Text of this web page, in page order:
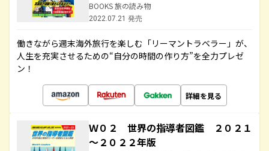
BOOKS 旅の読み物
2022.07.21 発売
働きながら週末海外旅行を楽しむ「リーマントラベラー」が、
人生を充実させるための“自分の時間の作り方”を全力プレゼ
ン！
詳細を見る
Ｗ０２ 世界の指導者図鑑 ２０２１
～２０２２年版